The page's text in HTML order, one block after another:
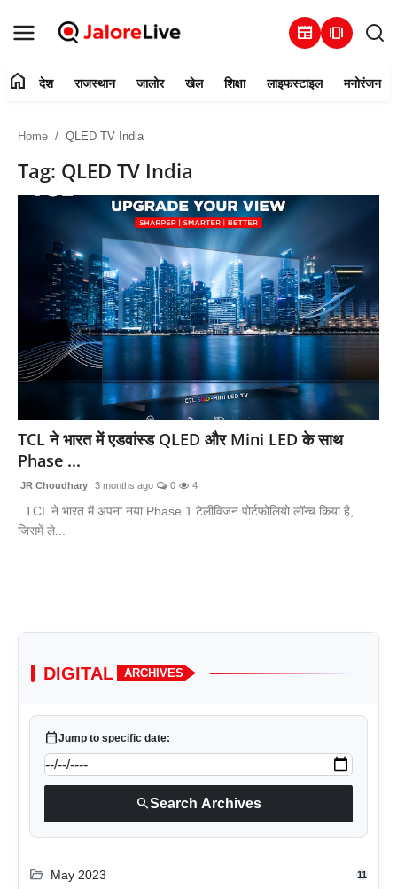
newspaper amp_stories
देश
राजस्थान
शिक्षा
लाइफस्टाइल
मनोरंजन
तकनीक
home देश राजस्थान जालोर खेल शिक्षा लाइफस्टाइल मनोरंजन
Home QLED TV India
Tag: QLED TV India
TCL ने भारत में एडवांस्ड QLED और Mini LED के साथ
Phase ...
JR Choudhary 3 months ago 0 4
TCL ने भारत में अपना नया Phase 1 टेलीविजन पोर्टफोलियो लॉन्च किया है,
जिसमें ले...
DIGITAL ARCHIVES
calendar_todayJump to specific date:
searchSearch Archives
folder_open May 2023 11